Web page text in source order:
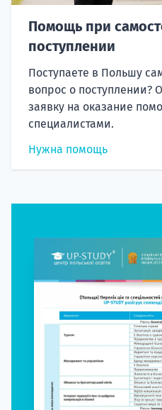
Помощь при
поступлении
Поступаете в Польшу
вопрос о поступлении?
заявку на оказание
специалистами.
Нужна помощь